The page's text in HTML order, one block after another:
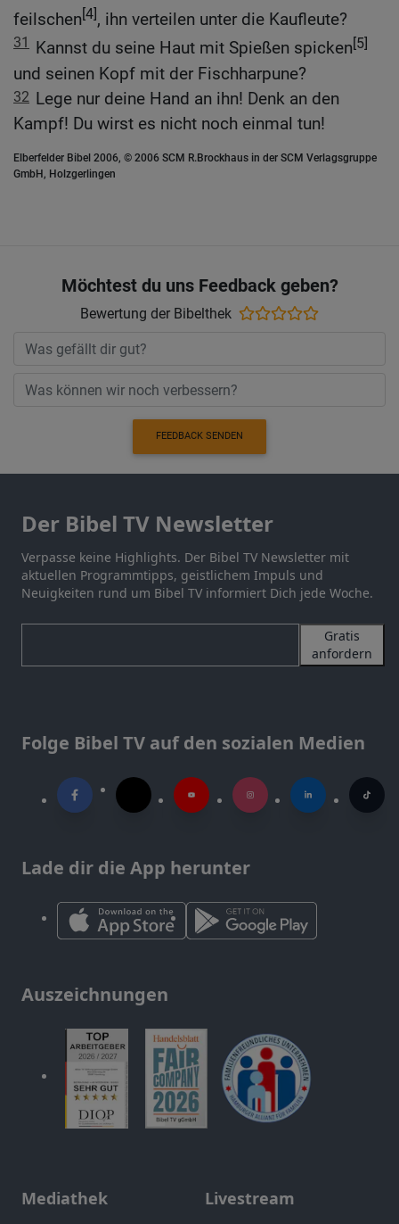
feilschen[4], ihn verteilen unter die Kaufleute?
31 Kannst du seine Haut mit Spießen spicken[5]
und seinen Kopf mit der Fischharpune?
32 Lege nur deine Hand an ihn! Denk an den
Kampf! Du wirst es nicht noch einmal tun!
Elberfelder Bibel 2006, © 2006 SCM R.Brockhaus in der SCM Verlagsgruppe
GmbH, Holzgerlingen
Möchtest du uns Feedback geben?
Bewertung der Bibelthek
FEEDBACK SENDEN
Der Bibel TV Newsletter
Verpasse keine Highlights. Der Bibel TV Newsletter mit
aktuellen Programmtipps, geistlichem Impuls und
Neuigkeiten rund um Bibel TV informiert Dich jede Woche.
Gratis
anfordern
Folge Bibel TV auf den sozialen Medien
Lade dir die App herunter
Auszeichnungen
Mediathek Livestream